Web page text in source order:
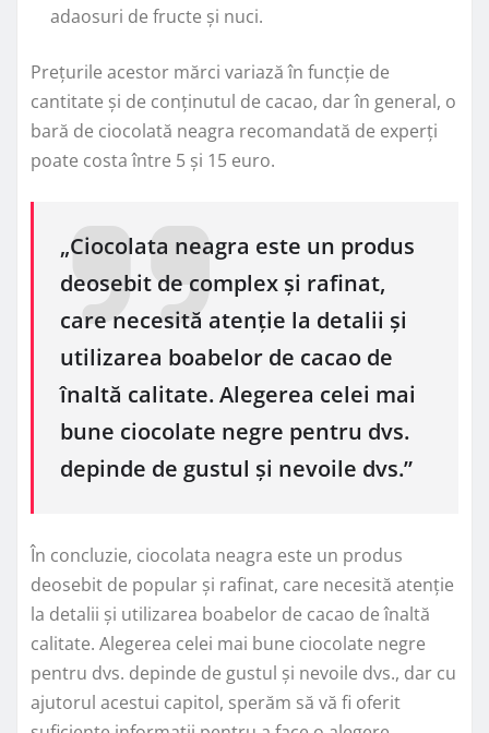
adaosuri de fructe și nuci.
Prețurile acestor mărci variază în funcție de
cantitate și de conținutul de cacao, dar în general, o
bară de ciocolată neagra recomandată de experți
poate costa între 5 și 15 euro.
„Ciocolata neagra este un produs
deosebit de complex și rafinat,
care necesită atenție la detalii și
utilizarea boabelor de cacao de
înaltă calitate. Alegerea celei mai
bune ciocolate negre pentru dvs.
depinde de gustul și nevoile dvs.”
În concluzie, ciocolata neagra este un produs
deosebit de popular și rafinat, care necesită atenție
la detalii și utilizarea boabelor de cacao de înaltă
calitate. Alegerea celei mai bune ciocolate negre
pentru dvs. depinde de gustul și nevoile dvs., dar cu
ajutorul acestui capitol, sperăm să vă fi oferit